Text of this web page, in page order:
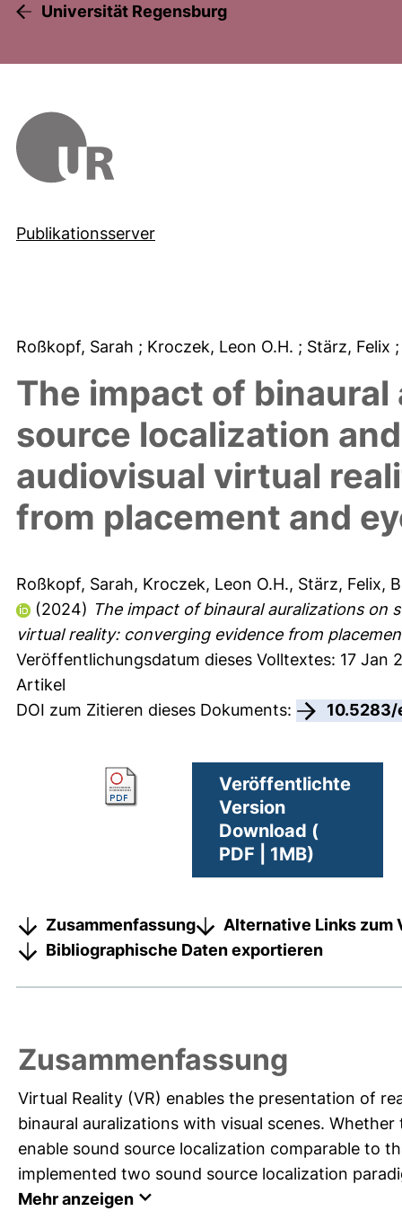
Universität Regensburg
Publikationsserver
Roßkopf, Sarah ; Kroczek, Leon O.H. ; Stärz, Felix
The impact of
source localization
audiovisual virtual
from placement and
Roßkopf, Sarah, Kroczek, Leon O.H., Stärz, Felix,
(2024) The impact of binaural auralizations on
virtual reality: converging evidence from
Veröffentlichungsdatum dieses Volltextes: 17 Jan
Artikel
DOI zum Zitieren dieses Dokuments:
Veröffentlichte
Version
Download (
PDF | 1MB)
Zusammenfassung
Alternative Links zum
Bibliographische Daten exportieren
Zusammenfassung
Virtual Reality (VR) enables the presentation of
binaural auralizations with visual scenes.
enable sound source localization comparable to
implemented two sound source localization
Mehr anzeigen